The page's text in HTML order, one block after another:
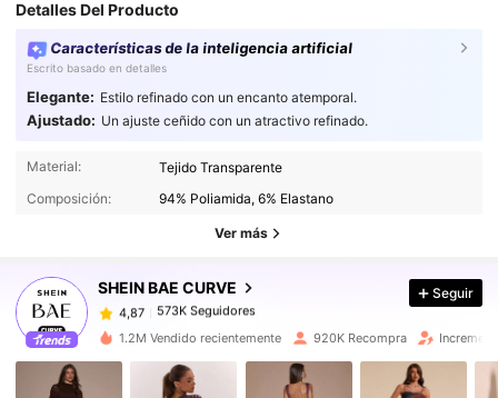
Detalles Del Producto
Características de la inteligencia artificial
Escrito basado en detalles
Elegante: Estilo refinado con un encanto atemporal.
Ajustado: Un ajuste ceñido con un atractivo refinado.
Material:
Tejido Transparente
Composición:
94% Poliamida, 6% Elastano
Ver más
SHEIN BAE CURVE
573K Seguidores
573K Seguidores
573K Seguidores
e***a pagó Hace 1 día
4,87 573K Seguidores
Seguir
1.2M Vendido recientemente 920K Recompra